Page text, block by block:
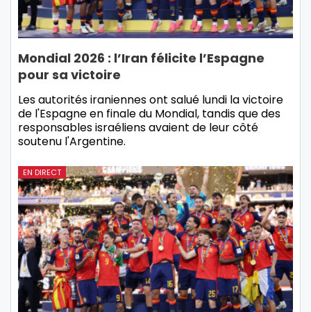
Mondial 2026 : l’Iran félicite l’Espagne
pour sa victoire
Les autorités iraniennes ont salué lundi la victoire
de l'Espagne en finale du Mondial, tandis que des
responsables israéliens avaient de leur côté
soutenu l'Argentine.
EN DIRECT